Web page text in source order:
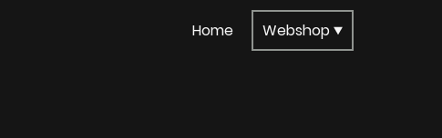
Home Webshop